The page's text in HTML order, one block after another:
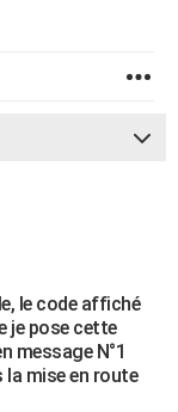
le code affiché
je pose cette
message N°1
la mise en route